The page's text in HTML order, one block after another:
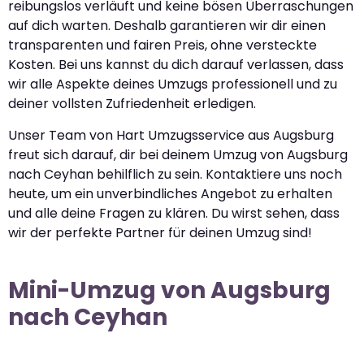
reibungslos verläuft und keine bösen Überraschungen
auf dich warten. Deshalb garantieren wir dir einen
transparenten und fairen Preis, ohne versteckte
Kosten. Bei uns kannst du dich darauf verlassen, dass
wir alle Aspekte deines Umzugs professionell und zu
deiner vollsten Zufriedenheit erledigen.
Unser Team von Hart Umzugsservice aus Augsburg
freut sich darauf, dir bei deinem Umzug von Augsburg
nach Ceyhan behilflich zu sein. Kontaktiere uns noch
heute, um ein unverbindliches Angebot zu erhalten
und alle deine Fragen zu klären. Du wirst sehen, dass
wir der perfekte Partner für deinen Umzug sind!
Mini-Umzug von Augsburg
nach Ceyhan